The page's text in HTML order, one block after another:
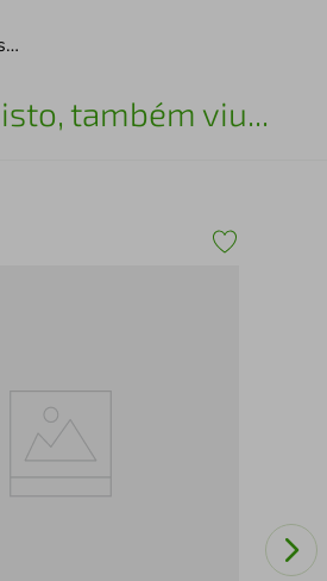
também viu...